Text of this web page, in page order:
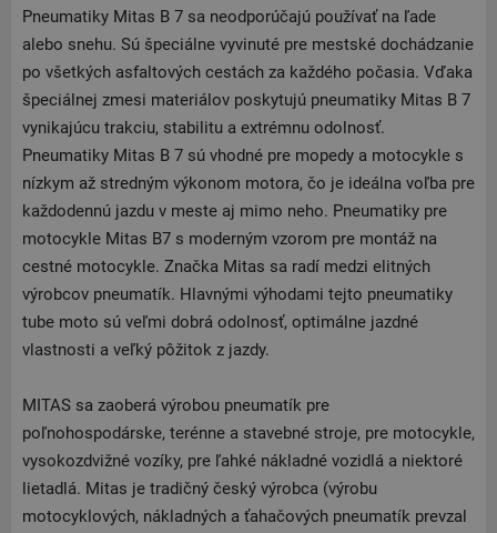
Pneumatiky Mitas B 7 sa neodporúčajú používať na ľade
alebo snehu. Sú špeciálne vyvinuté pre mestské dochádzanie
po všetkých asfaltových cestách za každého počasia. Vďaka
špeciálnej zmesi materiálov poskytujú pneumatiky Mitas B 7
vynikajúcu trakciu, stabilitu a extrémnu odolnosť.
Pneumatiky Mitas B 7 sú vhodné pre mopedy a motocykle s
nízkym až stredným výkonom motora, čo je ideálna voľba pre
každodennú jazdu v meste aj mimo neho. Pneumatiky pre
motocykle Mitas B7 s moderným vzorom pre montáž na
cestné motocykle. Značka Mitas sa radí medzi elitných
výrobcov pneumatík. Hlavnými výhodami tejto pneumatiky
tube moto sú veľmi dobrá odolnosť, optimálne jazdné
vlastnosti a veľký pôžitok z jazdy.
MITAS sa zaoberá výrobou pneumatík pre
poľnohospodárske, terénne a stavebné stroje, pre motocykle,
vysokozdvižné vozíky, pre ľahké nákladné vozidlá a niektoré
lietadlá. Mitas je tradičný český výrobca (výrobu
motocyklových, nákladných a ťahačových pneumatík prevzal